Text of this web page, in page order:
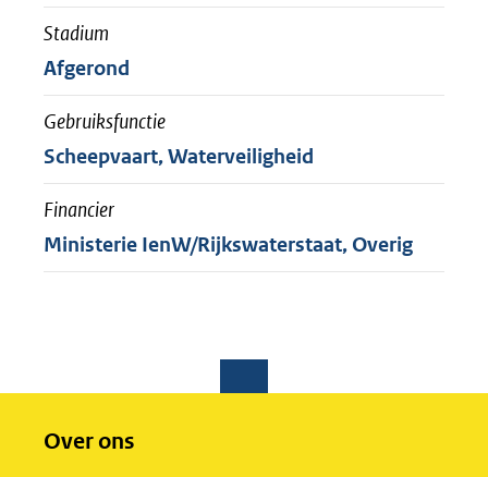
een
Stadium
Afgerond
Gebruiksfunctie
Scheepvaart, Waterveiligheid
Financier
Ministerie IenW/Rijkswaterstaat, Overig
Over ons